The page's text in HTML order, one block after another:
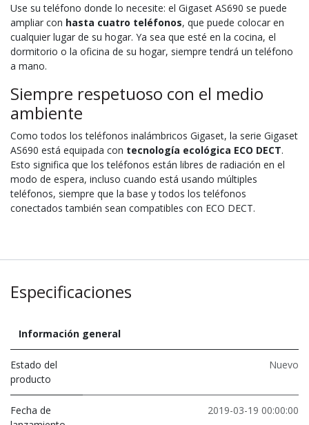
Use su teléfono donde lo necesite: el Gigaset AS690 se puede
ampliar con hasta cuatro teléfonos, que puede colocar en
cualquier lugar de su hogar. Ya sea que esté en la cocina, el
dormitorio o la oficina de su hogar, siempre tendrá un teléfono
a mano.
Siempre respetuoso con el medio
ambiente
Como todos los teléfonos inalámbricos Gigaset, la serie Gigaset
AS690 está equipada con tecnología ecológica ECO DECT.
Esto significa que los teléfonos están libres de radiación en el
modo de espera, incluso cuando está usando múltiples
teléfonos, siempre que la base y todos los teléfonos
conectados también sean compatibles con ECO DECT.
Especificaciones
Información general
Estado del
producto
Nuevo
Fecha de
2019-03-19 00:00:00